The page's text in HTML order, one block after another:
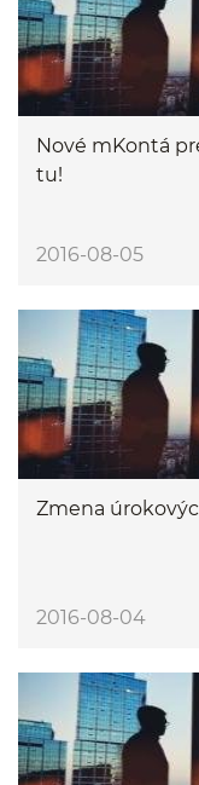
Nové mKontá
tu!
2016-08-05
Zmena
2016-08-04